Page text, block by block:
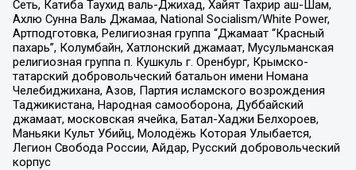
Сеть, Катиба Таухид валь-Джихад, Хайят Тахрир аш-Шам,
Ахлю Сунна Валь Джамаа, National Socialism/White Power,
Артподготовка, Религиозная группа “Джамаат “Красный
пахарь”, Колумбайн, Хатлонский джамаат, Мусульманская
религиозная группа п. Кушкуль г. Оренбург, Крымско-
татарский добровольческий батальон имени Номана
Челебиджихана, Азов, Партия исламского возрождения
Таджикистана, Народная самооборона, Дуббайский
джамаат, московская ячейка, Батал-Хаджи Белхороев,
Маньяки Культ Убийц, Молодёжь Которая Улыбается,
Легион Свобода России, Айдар, Русский добровольческий
корпус